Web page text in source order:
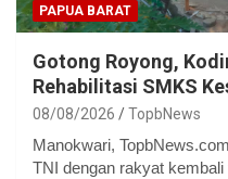
PAPUA BARAT
Gotong Royong,
Rehabilitasi SMKS
08/08/2026 TopbNews
Manokwari,
TNI dengan rakyat